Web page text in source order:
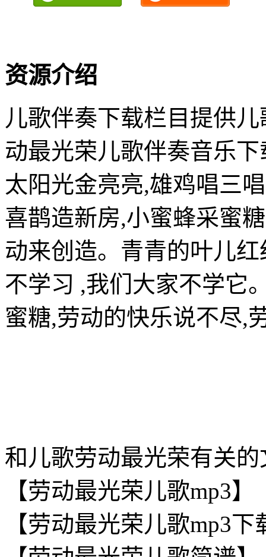
资源介绍
儿歌伴奏下载栏目提供
动最光荣儿歌伴奏音乐
太阳光金亮亮,雄鸡唱三
喜鹊造新房,小蜜蜂采蜜
动来创造。青青的叶儿
不学习 ,我们大家不学它
蜜糖,劳动的快乐说不尽,
和儿歌劳动最光荣有关的
【劳动最光荣儿歌mp3】
【劳动最光荣儿歌mp3下